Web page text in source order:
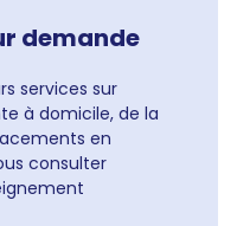
demande
services sur
à domicile, de la
en
consulter